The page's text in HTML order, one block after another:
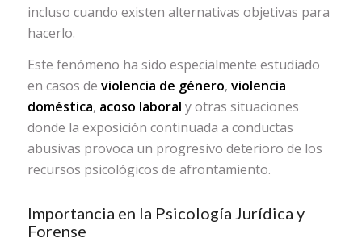
incluso cuando existen alternativas objetivas para
hacerlo.
Este fenómeno ha sido especialmente estudiado
en casos de violencia de género, violencia
doméstica, acoso laboral y otras situaciones
donde la exposición continuada a conductas
abusivas provoca un progresivo deterioro de los
recursos psicológicos de afrontamiento.
Importancia en la Psicología Jurídica y
Forense